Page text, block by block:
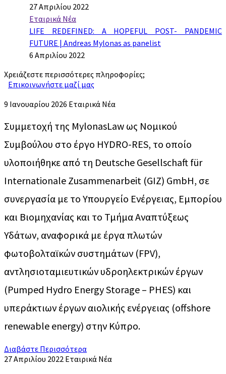
27 Απριλίου 2022
Εταιρικά Νέα
LIFE REDEFINED: A HOPEFUL POST- PANDEMIC
FUTURE | Andreas Mylonas as panelist
6 Απριλίου 2022
Χρειάζεστε περισσότερες πληροφορίες;
Επικοινωνήστε μαζί μας
9 Ιανουαρίου 2026 Εταιρικά Νέα
Συμμετοχή της MylonasLaw ως Νομικού
Συμβούλου στο έργο HYDRO-RES, το οποίο
υλοποιήθηκε από τη Deutsche Gesellschaft für
Internationale Zusammenarbeit (GIZ) GmbH, σε
συνεργασία με το Υπουργείο Ενέργειας, Εμπορίου
και Βιομηχανίας και το Τμήμα Αναπτύξεως
Υδάτων, αναφορικά με έργα πλωτών
φωτοβολταϊκών συστημάτων (FPV),
αντλησιοταμιευτικών υδροηλεκτρικών έργων
(Pumped Hydro Energy Storage – PHES) και
υπεράκτιων έργων αιολικής ενέργειας (offshore
renewable energy) στην Κύπρο.
Διαβάστε Περισσότερα
27 Απριλίου 2022 Εταιρικά Νέα